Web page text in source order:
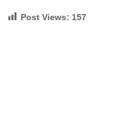
Post Views: 157